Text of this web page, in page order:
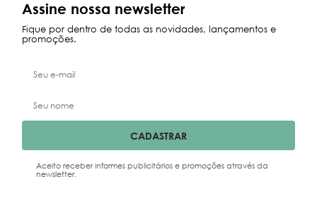
Assine nossa newsletter
Fique por dentro de todas as novidades, lançamentos e
promoções.
CADASTRAR
Aceito receber informes publicitários e promoções através da
newsletter.